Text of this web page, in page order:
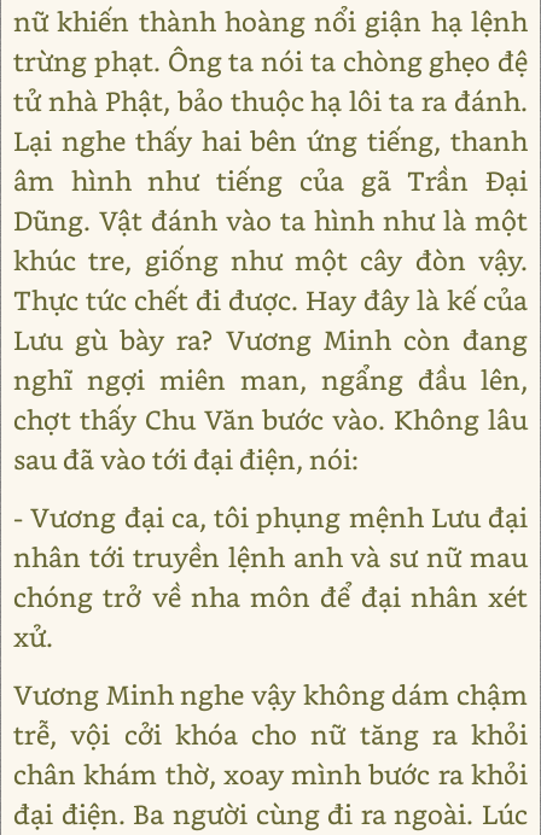
nữ khiến thành hoàng nổi giận hạ lệnh
trừng phạt. Ông ta nói ta chòng ghẹo đệ
tử nhà Phật, bảo thuộc hạ lôi ta ra đánh.
Lại nghe thấy hai bên ứng tiếng, thanh
âm hình như tiếng của gã Trần Đại
Dũng. Vật đánh vào ta hình như là một
khúc tre, giống như một cây đòn vậy.
Thực tức chết đi được. Hay đây là kế của
Lưu gù bày ra? Vương Minh còn đang
nghĩ ngợi miên man, ngẩng đầu lên,
chợt thấy Chu Văn bước vào. Không lâu
sau đã vào tới đại điện, nói:
- Vương đại ca, tôi phụng mệnh Lưu đại
nhân tới truyền lệnh anh và sư nữ mau
chóng trở về nha môn để đại nhân xét
xử.
Vương Minh nghe vậy không dám chậm
trễ, vội cởi khóa cho nữ tăng ra khỏi
chân khám thờ, xoay mình bước ra khỏi
đại điện. Ba người cùng đi ra ngoài. Lúc